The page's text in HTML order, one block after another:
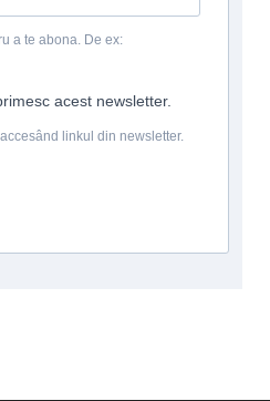
a te abona. De ex:
acest newsletter.
linkul din newsletter.